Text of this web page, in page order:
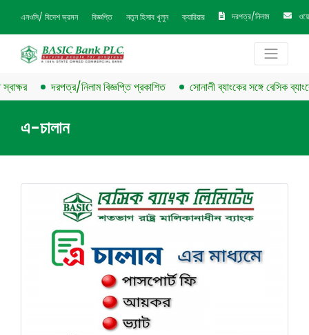
এনওসি/ বিদেশ ভ্রমন বিজ্ঞপ্তি নতুন হিসাব খুলুন ক্যারিয়ার দরপত্র/নিলাম
দরপত্র/নিলাম বিজ্ঞপ্তি প্রকাশিত সোনালী ব্যাংকের সঙ্গে বেসিক
এ-চালান